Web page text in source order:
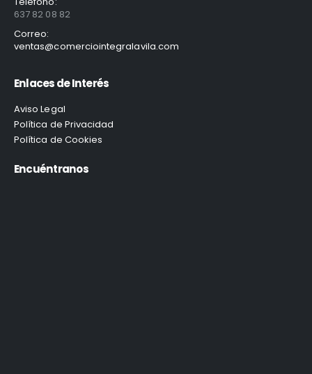
637 82 08 82
Correo:
ventas@comerciointegralavila.com
Enlaces de Interés
Aviso Legal
Política de Privacidad
Política de Cookies
Encuéntranos